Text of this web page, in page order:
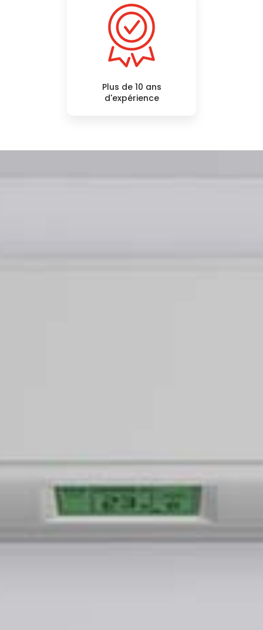
Plus de 10 ans
d'expérience